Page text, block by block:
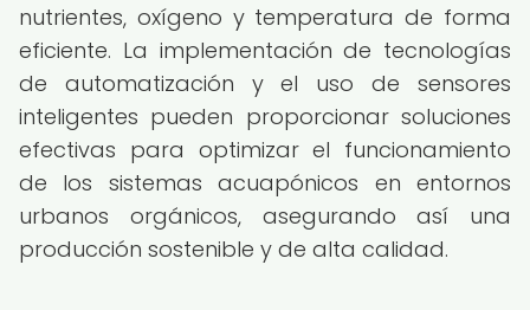
nutrientes, oxígeno y temperatura de forma
eficiente. La implementación de tecnologías
de automatización y el uso de sensores
inteligentes pueden proporcionar soluciones
efectivas para optimizar el funcionamiento
de los sistemas acuapónicos en entornos
urbanos orgánicos, asegurando así una
producción sostenible y de alta calidad.